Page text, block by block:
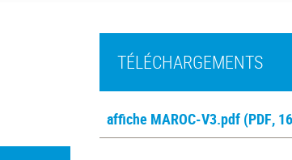
TÉLÉCHARGEMENTS
affiche MAROC-V3.pdf (PDF,